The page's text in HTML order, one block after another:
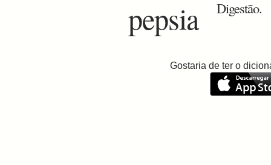
pepsia Digestão.
Gostaria de ter o